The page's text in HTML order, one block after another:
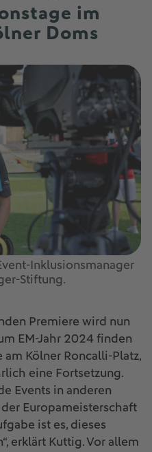
im
Doms
Inklusionsmanager
Stiftung.
Premiere wird nun
EM-Jahr 2024 finden
Kölner Roncalli-Platz,
eine Fortsetzung.
Events in anderen
Europameisterschaft
ist es, dieses
erklärt Kuttig. Vor allem